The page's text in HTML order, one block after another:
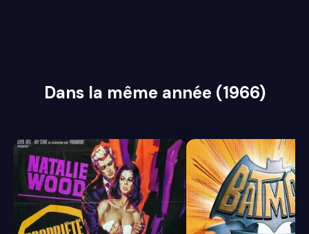
Dans la même année (1966)